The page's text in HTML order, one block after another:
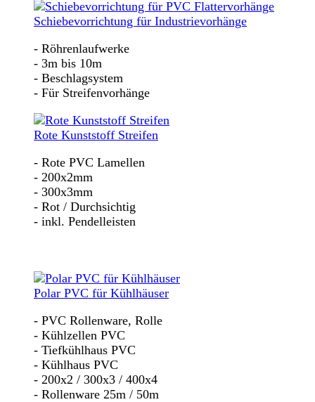
Schiebevorrichtung für Industrievorhänge
- Röhrenlaufwerke
- 3m bis 10m
- Beschlagsystem
- Für Streifenvorhänge
Rote Kunststoff Streifen
- Rote PVC Lamellen
- 200x2mm
- 300x3mm
- Rot / Durchsichtig
- inkl. Pendelleisten
Polar PVC für Kühlhäuser
- PVC Rollenware, Rolle
- Kühlzellen PVC
- Tiefkühlhaus PVC
- Kühlhaus PVC
- 200x2 / 300x3 / 400x4
- Rollenware 25m / 50m